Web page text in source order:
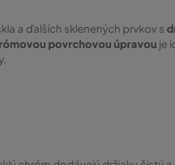
a ďalších sklenených prvkov s
povrchovou úpravou je